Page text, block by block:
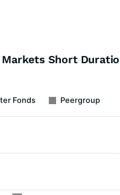
Short
Fonds Peergroup